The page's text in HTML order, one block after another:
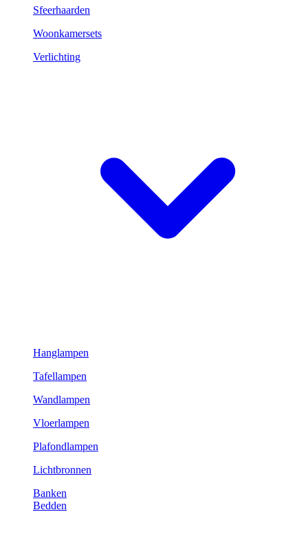
Sfeerhaarden
Woonkamersets
Verlichting
Hanglampen
Tafellampen
Wandlampen
Vloerlampen
Plafondlampen
Lichtbronnen
Banken
Bedden